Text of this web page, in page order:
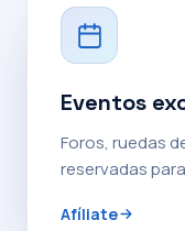
Eventos
Foros, ruedas
reservadas
Afíliate